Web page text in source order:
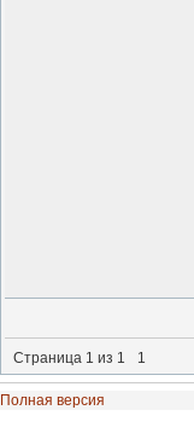
Страница 1 из 1 1
Полная версия